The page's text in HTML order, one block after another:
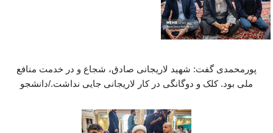
پورمحمدی گفت: شهید لاریجانی صادق، شجاع و در خدمت منافع
ملی بود. کلک و دوگانگی در کار لاریجانی جایی نداشت./دانشجو